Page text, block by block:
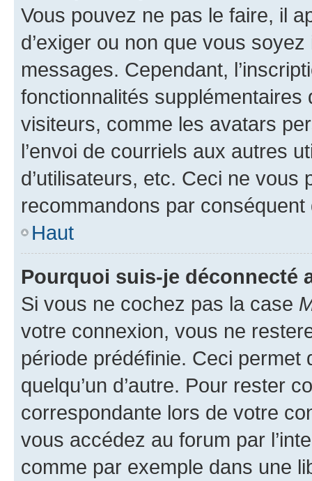
Vous pouvez ne pas le faire, il
d’exiger ou non que vous
messages. Cependant,
fonctionnalités
visiteurs, comme les avatars
l’envoi de courriels aux autres
d’utilisateurs, etc. Ceci ne vous
recommandons par conséquent
Haut
Pourquoi suis-je déconnecté
Si vous ne cochez pas la case
votre connexion, vous ne
période prédéfinie. Ceci permet
quelqu’un d’autre. Pour rester
correspondante lors de votre
vous accédez au forum par
comme par exemple dans une